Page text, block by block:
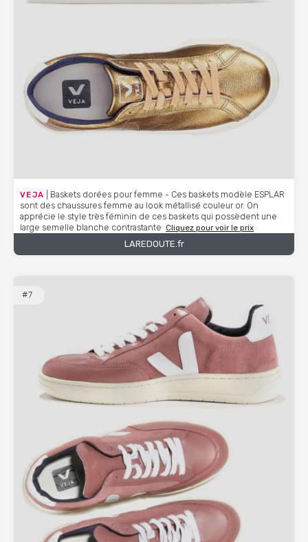
VEJA | Baskets dorées pour femme - Ces baskets modèle ESPLAR
sont des chaussures femme au look métallisé couleur or. On
apprécie le style très féminin de ces baskets qui possèdent une
large semelle blanche contrastante Cliquez pour voir le prix
LAREDOUTE.fr
#7